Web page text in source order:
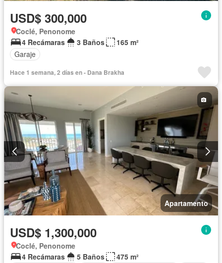
USD$ 300,000
Coclé, Penonome
4 Recámaras
3 Baños
165 m²
Garaje
Hace 1 semana, 2 días en - Dana Brakha
Apartamento
USD$ 1,300,000
Coclé, Penonome
4 Recámaras
5 Baños
475 m²